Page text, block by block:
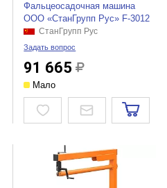
Фальцеосадочная машина
ООО «СтанГрупп Рус» F-3012
СтанГрупп Рус
Задать вопрос
91 665
Мало